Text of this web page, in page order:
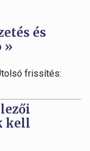
és
»
frissítés:
kell